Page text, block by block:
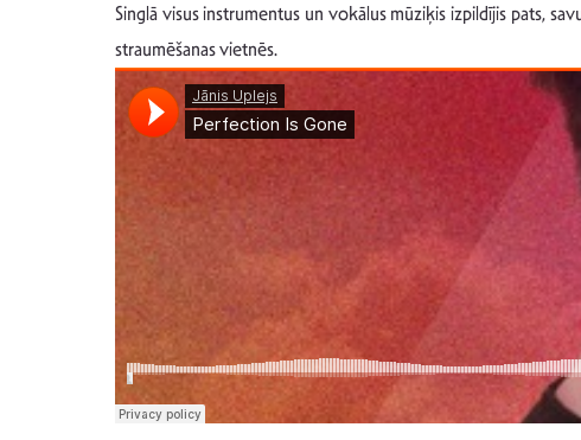
Singlā visus instrumentus un vokālus mūziķis izpildījis pats,
straumēšanas vietnēs.